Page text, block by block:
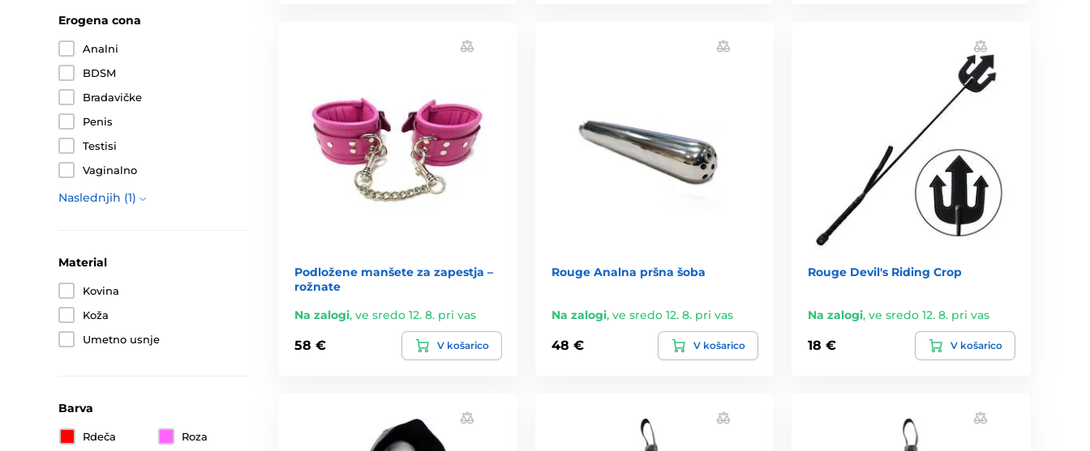
Erogena cona
Analni
BDSM
Bradavičke
Penis
Testisi
Vaginalno
Naslednjih (1)
Material
Kovina
Koža
Umetno usnje
Barva
Rdeča
Roza
Podložene manšete za zapestja –
rožnate
Na zalogi, ve sredo 12. 8. pri vas
58 € V košarico
Rouge Analna pršna šoba
Na zalogi, ve sredo 12. 8. pri vas
48 € V košarico
Rouge Devil's Riding Crop
Na zalogi,ve sredo 12. 8. pri vas
18 € V košarico